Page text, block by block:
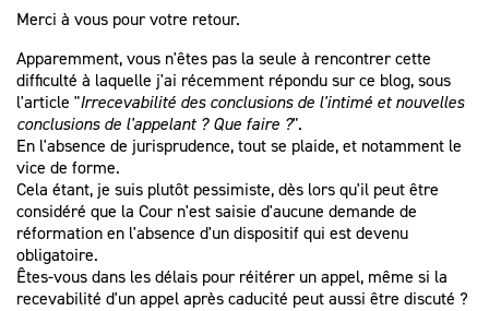
Merci à vous pour votre retour.
Apparemment, vous n'êtes pas la seule à rencontrer cette
difficulté à laquelle j'ai récemment répondu sur ce blog, sous
l'article "Irrecevabilité des conclusions de l'intimé et nouvelles
conclusions de l'appelant ? Que faire ?".
En l'absence de jurisprudence, tout se plaide, et notamment le
vice de forme.
Cela étant, je suis plutôt pessimiste, dès lors qu'il peut être
considéré que la Cour n'est saisie d'aucune demande de
réformation en l'absence d'un dispositif qui est devenu
obligatoire.
Êtes-vous dans les délais pour réitérer un appel, même si la
recevabilité d'un appel après caducité peut aussi être discuté ?